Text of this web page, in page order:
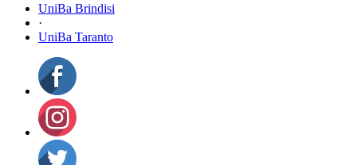
UniBa Brindisi
·
UniBa Taranto